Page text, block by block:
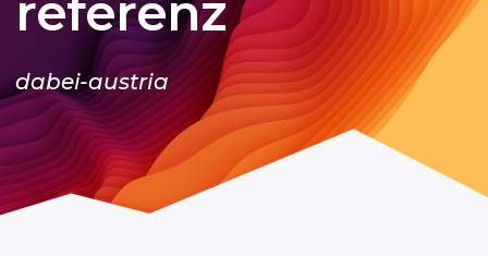
referenz
dabei-austria